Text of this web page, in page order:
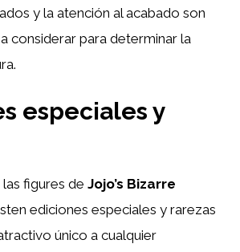
y la atención al acabado son
considerar para determinar la
especiales y
figures de Jojo’s Bizarre
ediciones especiales y rarezas
único a cualquier